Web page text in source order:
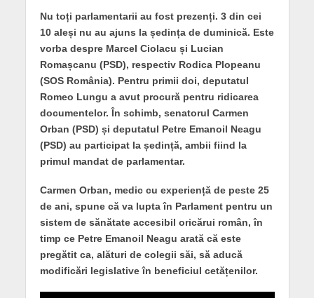
Nu toți parlamentarii au fost prezenți. 3 din cei
10 aleși nu au ajuns la ședința de duminică. Este
vorba despre Marcel Ciolacu și Lucian
Romașcanu (PSD), respectiv Rodica Plopeanu
(SOS România). Pentru primii doi, deputatul
Romeo Lungu a avut procură pentru ridicarea
documentelor. În schimb, senatorul Carmen
Orban (PSD) și deputatul Petre Emanoil Neagu
(PSD) au participat la ședință, ambii fiind la
primul mandat de parlamentar.
Carmen Orban, medic cu experiență de peste 25
de ani, spune că va lupta în Parlament pentru un
sistem de sănătate accesibil oricărui român, în
timp ce Petre Emanoil Neagu arată că este
pregătit ca, alături de colegii săi, să aducă
modificări legislative în beneficiul cetățenilor.